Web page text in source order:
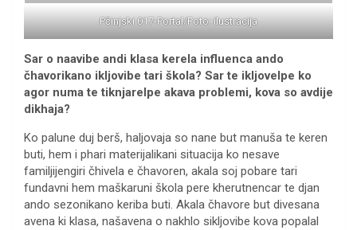
Pčinjski 017-Portal/Foto: ilustracija
Sar o naavibe andi klasa kerela influenca ando
čhavorikano ikljovibe tari škola? Sar te ikljovelpe ko
agor numa te tiknjarelpe akava problemi, kova so avdije
dikhaja?
Ko palune duj berš, haljovaja so nane but manuša te keren
buti, hem i phari materijalikani situacija ko nesave
familjijengiri čhivela e čhavoren, akala soj pobare tari
fundavni hem maškaruni škola pere kherutnencar te djan
ando sezonikano keriba buti. Akala čhavore but divesana
avena ki klasa, našavena o nakhlo sikljovibe kova popalal